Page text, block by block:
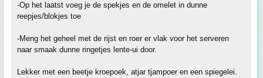
-Op het laatst voeg je de spekjes en de omelet in dunne
reepjes/blokjes toe
-Meng het geheel met de rijst en roer er vlak voor het serveren
naar smaak dunne ringetjes lente-ui door.
Lekker met een beetje kroepoek, atjar tjampoer en een spiegelei.